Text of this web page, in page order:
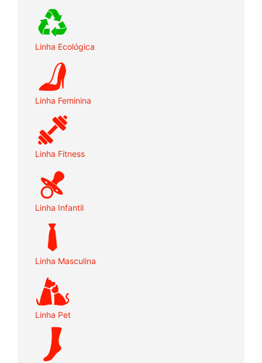
Linha Ecológica
Linha Feminina
Linha Fitness
Linha Infantil
Linha Masculina
Linha Pet